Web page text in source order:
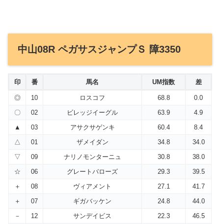
中山08R ペガサスジャンプＳ 障3350
印 番 馬名 UM指数 差
◎ 10 ロスコフ 68.8
0.0
〇
02 ビレッジイーグル 63.9
4.9
▲
03 アサクサゲンキ 60.4
8.4
△
01 ザメイダン 34.8
34.0
▽
09 ナリノモンターニュ 30.8
38.0
☆
06 グレートバローズ 29.3
39.5
＋
08 ヴィアメント 27.1
41.7
＋
07 ギガバッケン 24.8
44.0
－
12 サンデイビス 22.3
46.5